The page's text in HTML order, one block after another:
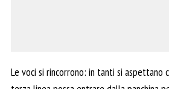
Le voci si rincorrono: in tanti si aspettano